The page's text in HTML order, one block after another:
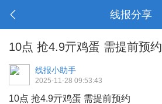
线报分享
10点 抢4.9亓鸡蛋 需提前预约
线报小助手
2025-11-28 09:53:43
10点 抢4.9亓鸡蛋 需提前预约